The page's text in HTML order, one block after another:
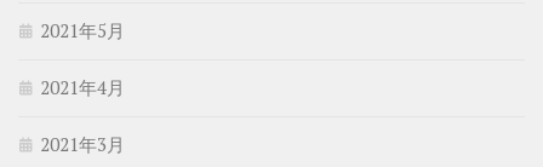
2021年5月
2021年4月
2021年3月